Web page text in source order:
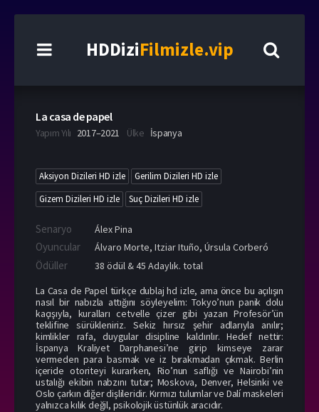
HDDiziFilmizle.vip
La casa de papel
Yapım Yılı 2017–2021 Ülke İspanya
Aksiyon Dizileri HD izle
Gerilim Dizileri HD izle
Gizem Dizileri HD izle
Suç Dizileri HD izle
Senaryo Álex Pina
Oyuncular Álvaro Morte, Itziar Ituño, Úrsula Corberó
Ödüller
38 ödül & 45 Adaylık. total
La Casa de Papel türkçe dublaj hd izle, ama önce bu açılışın
nasıl bir nabızla attığını söyleyelim: Tokyo’nun panik dolu
kaçışıyla, kuralları cetvelle çizer gibi yazan Profesör’ün
teklifine sürükleniriz. Sekiz hırsız şehir adlarıyla anılır;
kimlikler rafa, duygular disipline kaldırılır. Hedef nettir:
İspanya Kraliyet Darphanesi’ne girip kimseye zarar
vermeden para basmak ve iz bırakmadan çıkmak. Berlin
içeride otoriteyi kurarken, Rio’nun saflığı ve Nairobi’nin
ustalığı ekibin nabzını tutar; Moskova, Denver, Helsinki ve
Oslo çarkın diğer dişlileridir. Kırmızı tulumlar ve Dalí maskeleri
yalnızca kılık değil, psikolojik üstünlük aracıdır.